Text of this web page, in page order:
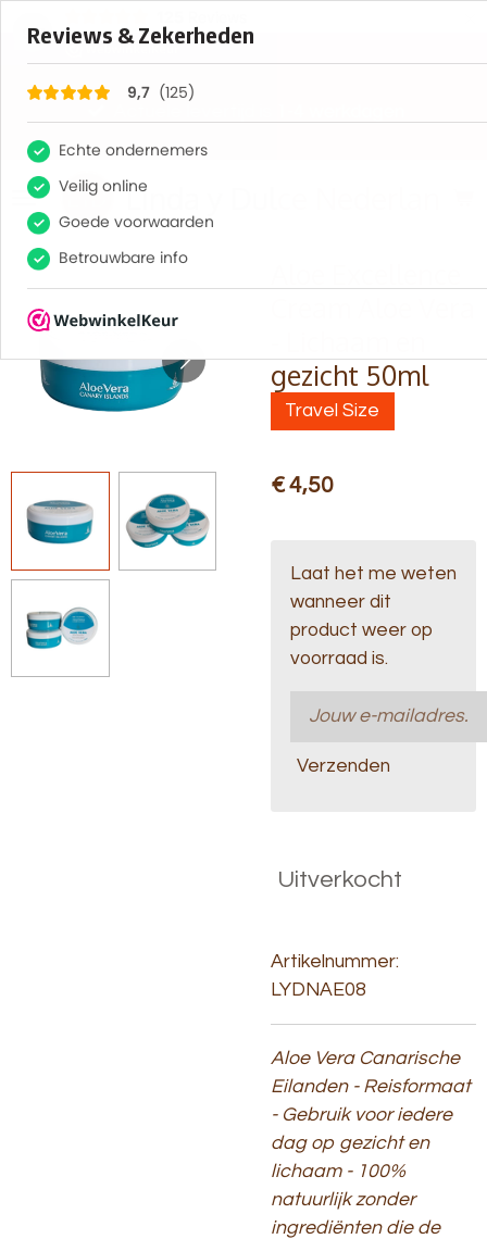
9,7
Linda y Dulce Nederland
gezicht 50ml
Travel Size
€ 4,50
Laat het me weten
wanneer dit
product weer op
voorraad is.
Verzenden
Uitverkocht
Artikelnummer:
LYDNAE08
Aloe Vera Canarische
Eilanden - Reisformaat
- Gebruik voor iedere
dag op gezicht en
lichaam - 100%
natuurlijk zonder
ingrediënten die de